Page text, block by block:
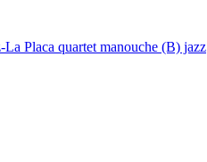
La Placa quartet manouche (B) jazz